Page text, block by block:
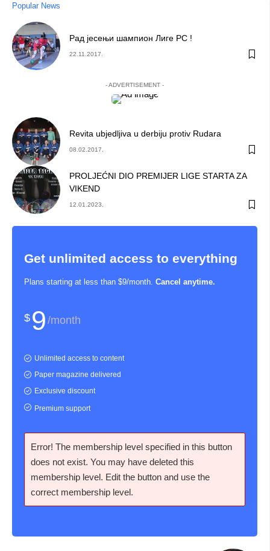
Popular News
Рад јесењи шампион Лиге РС !
22.11.2017.
- ADVERTISEMENT -
Revita ubjedljiva u derbiju protiv Rudara
08.02.2017.
PROLJEĆNI DIO PREMIJER LIGE STARTA ZA
VIKEND
12.01.2023.
Get unlimited access to everything
Plans starting at less than $9/month. Cancel anytime.
$ 9 /month
Unlimited access to content
Paper magazine delivered
Exclusive discount
Premium support
Error! The membership level specified in this button
does not exist. You may have deleted this
membership level. Edit the button and use the
correct membership level.